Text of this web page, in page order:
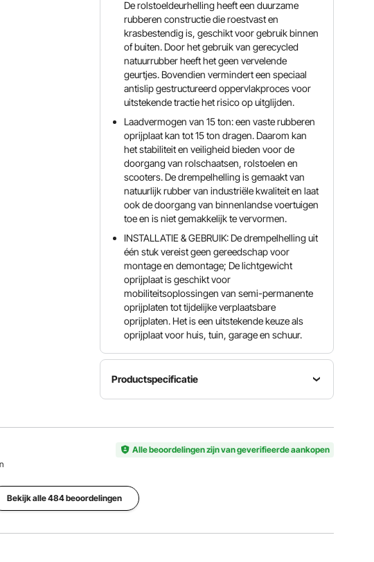
De rolstoeldeurhelling heeft een duurzame
rubberen constructie die roestvast en
krasbestendig is, geschikt voor gebruik binnen
of buiten. Door het gebruik van gerecycled
natuurrubber heeft het geen vervelende
geurtjes. Bovendien vermindert een speciaal
antislip gestructureerd oppervlakproces voor
uitstekende tractie het risico op uitglijden.
Laadvermogen van 15 ton: een vaste rubberen
oprijplaat kan tot 15 ton dragen. Daarom kan
het stabiliteit en veiligheid bieden voor de
doorgang van rolschaatsen, rolstoelen en
scooters. De drempelhelling is gemaakt van
natuurlijk rubber van industriële kwaliteit en laat
ook de doorgang van binnenlandse voertuigen
toe en is niet gemakkelijk te vervormen.
INSTALLATIE & GEBRUIK: De drempelhelling uit
één stuk vereist geen gereedschap voor
montage en demontage; De lichtgewicht
oprijplaat is geschikt voor
mobiliteitsoplossingen van semi-permanente
oprijplaten tot tijdelijke verplaatsbare
oprijplaten. Het is een uitstekende keuze als
oprijplaat voor huis, tuin, garage en schuur.
Productspecificatie
Artikelmodelnummer Materiaal
15 ton
lbs)
Productafmetingen
(L x B x H)
110 x 32 x
(43,3 x
lbs)
Alle beoordelingen zijn van geverifieerde aankopen
Bekijk alle 484 beoordelingen